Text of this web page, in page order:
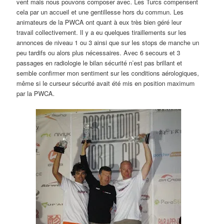
vent mais nous pouvons composer avec. Les Turcs compensent
cela par un accueil et une gentillesse hors du commun. Les
animateurs de la PWCA ont quant à eux très bien géré leur
travail collectivement. Il y a eu quelques tiraillements sur les
annonces de niveau 1 ou 3 ainsi que sur les stops de manche un
peu tardifs ou alors plus nécessaires. Avec 6 secours et 3
passages en radiologie le bilan sécurité n’est pas brillant et
semble confirmer mon sentiment sur les conditions aérologiques,
même si le curseur sécurité avait été mis en position maximum
par la PWCA.